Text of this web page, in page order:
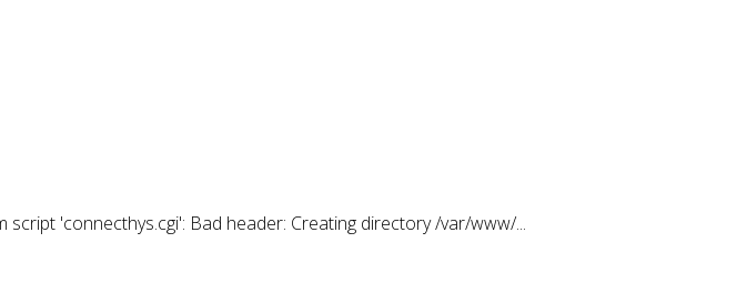
'connecthys.cgi': Bad header: Creating directory /var/www/...